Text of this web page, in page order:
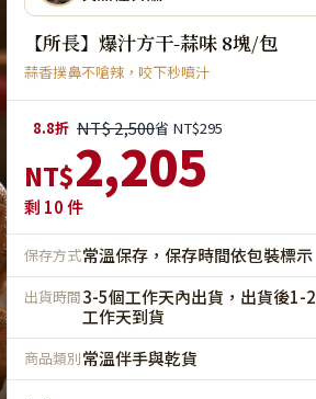
【所長】爆汁方干-蒜味 8塊/包
蒜香撲鼻不嗆辣，咬下秒噴汁
8.8折 NT$ 2,500省 NT$295
NT$2,205
剩 10件
保存方式常溫保存，保存時間依包裝標示
出貨時間3-5個工作天內出貨，出貨後1-2
工作天到貨
商品類別常溫伴手與乾貨